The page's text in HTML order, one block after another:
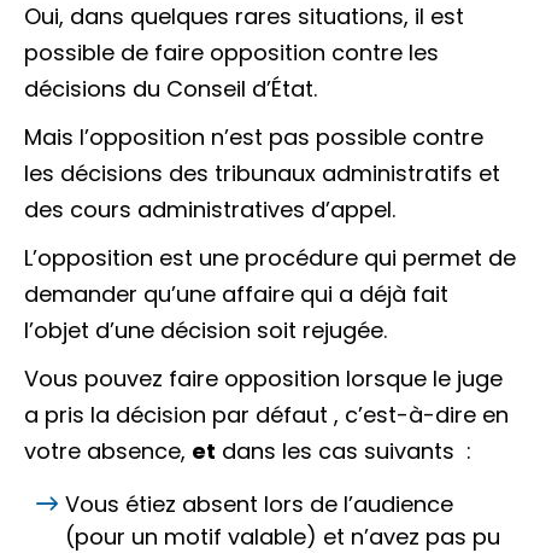
Oui, dans quelques rares situations, il est
possible de faire opposition contre les
décisions du Conseil d’État.
Mais l’opposition n’est pas possible contre
les décisions des tribunaux administratifs et
des cours administratives d’appel.
L’opposition est une procédure qui permet de
demander qu’une affaire qui a déjà fait
l’objet d’une décision soit rejugée.
Vous pouvez faire opposition lorsque le juge
a pris la décision par défaut , c’est-à-dire en
votre absence, et dans les cas suivants :
Vous étiez absent lors de l’audience
(pour un motif valable) et n’avez pas pu